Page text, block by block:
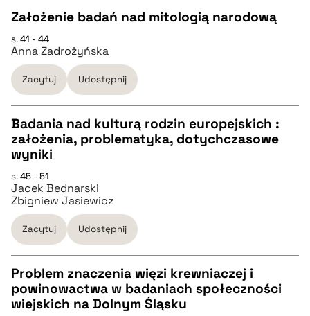
CZYSTY TEKST
pobierz cytat
BIBTEX
Założenie badań nad mitologią narodową
s. 41 - 44
Anna Zadrożyńska
Zacytuj Udostępnij
CZYSTY TEKST
pobierz cytat
BIBTEX
pobierz cytat
Badania nad kulturą rodzin europejskich :
założenia, problematyka, dotychczasowe
wyniki
s. 45 - 51
Jacek Bednarski
Zbigniew Jasiewicz
Zacytuj Udostępnij
CZYSTY TEKST
Problem znaczenia więzi krewniaczej i
powinowactwa w badaniach społeczności
wiejskich na Dolnym Śląsku